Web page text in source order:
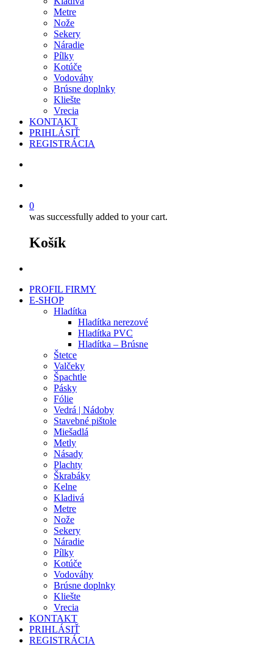
Metre
Nože
Sekery
Náradie
Pílky
Kotúče
Vodováhy
Brúsne doplnky
Kliešte
Vrecia
KONTAKT
PRIHLÁSIŤ
REGISTRÁCIA
0
was successfully added to your cart.
Košík
PROFIL FIRMY
E-SHOP
Hladítka
Hladítka nerezové
Hladítka PVC
Hladítka – Brúsne
Štetce
Valčeky
Špachtle
Pásky
Fólie
Vedrá | Nádoby
Stavebné pištole
Miešadlá
Metly
Násady
Plachty
Škrabáky
Kelne
Kladivá
Metre
Nože
Sekery
Náradie
Pílky
Kotúče
Vodováhy
Brúsne doplnky
Kliešte
Vrecia
KONTAKT
PRIHLÁSIŤ
REGISTRÁCIA